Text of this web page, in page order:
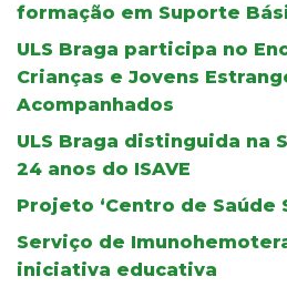
formação em Suporte
ULS Braga participa no
Crianças e Jovens
Acompanhados
ULS Braga distinguida na
24 anos do ISAVE
Projeto ‘Centro de Saúde
Serviço de
iniciativa educativa